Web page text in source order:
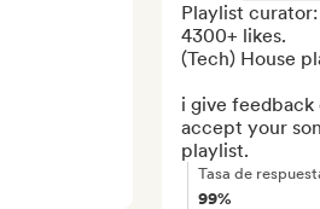
Playlist curator:
4300+ likes.
(Tech) House
i give feedback
accept your
playlist.
Tasa de
99%